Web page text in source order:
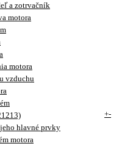
a zotrvačník
motora
motora
vzduchu
+-
hlavné prvky
motora